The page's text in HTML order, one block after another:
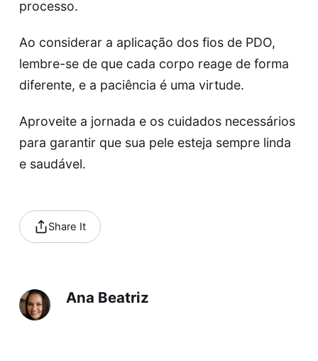
processo.
Ao considerar a aplicação dos fios de PDO,
lembre-se de que cada corpo reage de forma
diferente, e a paciência é uma virtude.
Aproveite a jornada e os cuidados necessários
para garantir que sua pele esteja sempre linda
e saudável.
Share It
Ana Beatriz